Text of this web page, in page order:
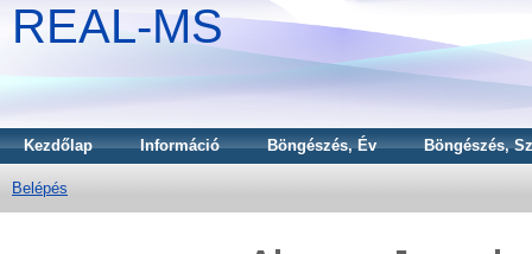
REAL-MS
Kezdőlap Információ Böngészés, Év Böngészés,
Belépés